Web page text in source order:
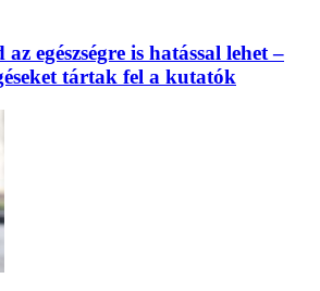
egészségre is hatással lehet –
tártak fel a kutatók